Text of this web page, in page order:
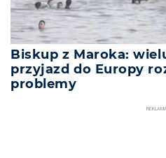
Biskup z Maroka:
przyjazd do Europy
problemy